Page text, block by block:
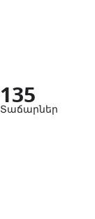
135
Տաճարներ